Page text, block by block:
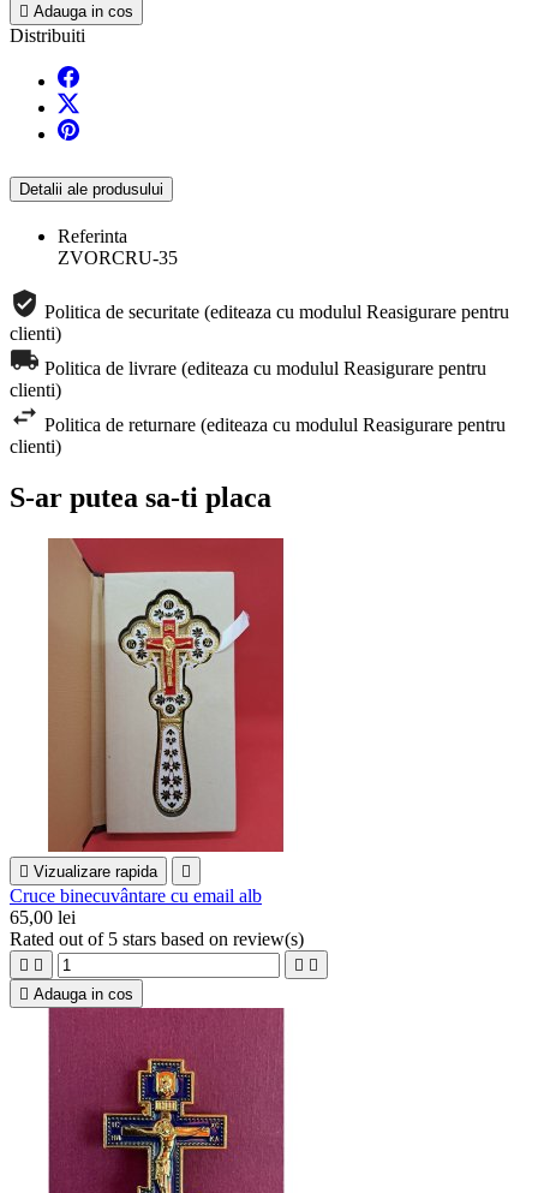
 Adauga in cos
Distribuiti
Detalii ale produsului
Referinta
ZVORCRU-35
Politica de securitate (editeaza cu modulul Reasigurare pentru
clienti)
Politica de livrare (editeaza cu modulul Reasigurare pentru
clienti)
Politica de returnare (editeaza cu modulul Reasigurare pentru
clienti)
S-ar putea sa-ti placa
 Vizualizare rapida 
Cruce binecuvântare cu email alb
65,00 lei
Rated out of 5 stars based on review(s)
   
 Adauga in cos